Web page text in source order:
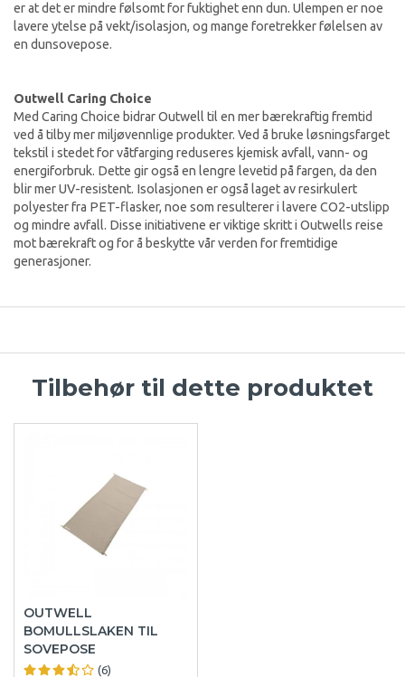
er at det er mindre følsomt for fuktighet enn dun. Ulempen er noe
lavere ytelse på vekt/isolasjon, og mange foretrekker følelsen av
en dunsovepose.
Outwell Caring Choice
Med Caring Choice bidrar Outwell til en mer bærekraftig fremtid
ved å tilby mer miljøvennlige produkter. Ved å bruke løsningsfarget
tekstil i stedet for våtfarging reduseres kjemisk avfall, vann- og
energiforbruk. Dette gir også en lengre levetid på fargen, da den
blir mer UV-resistent. Isolasjonen er også laget av resirkulert
polyester fra PET-flasker, noe som resulterer i lavere CO2-utslipp
og mindre avfall. Disse initiativene er viktige skritt i Outwells reise
mot bærekraft og for å beskytte vår verden for fremtidige
generasjoner.
Tilbehør til dette produktet
OUTWELL
BOMULLSLAKEN TIL
SOVEPOSE
(6)